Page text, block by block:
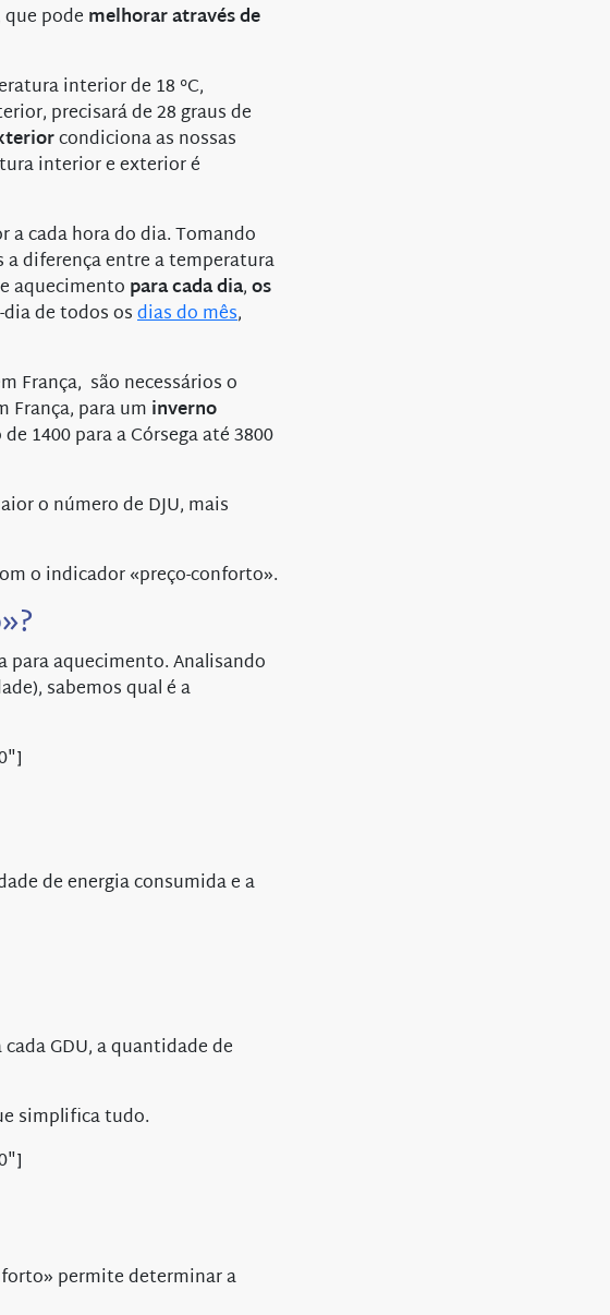
pode melhorar através de
interior de 18 °C,
precisará de 28 graus de
condiciona as nossas
interior e exterior é
cada hora do dia. Tomando
diferença entre a temperatura
aquecimento para cada dia,os
de todos osdias do mês,
França, são necessários o
França, para um inverno
1400 para a Córsega até 3800
o número de DJU, mais
o indicador «preço-conforto».
para aquecimento. Analisando
sabemos qual é a
de energia consumida e a
GDU, a quantidade de
simplifica tudo.
permite determinar a